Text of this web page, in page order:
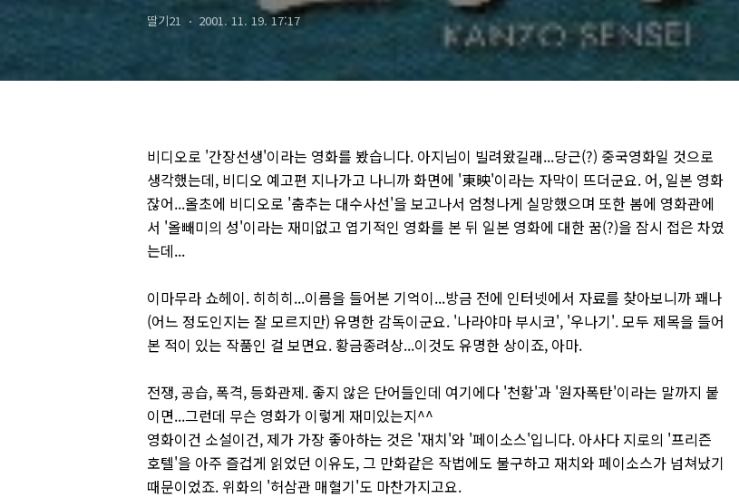
딸기21 2001. 11. 19. 17:17
비디오로 '간장선생'이라는 영화를 봤습니다. 아지님이 빌려왔길래...당근(?) 중국영화일 것으로
생각했는데, 비디오 예고편 지나가고 나니까 화면에 '東映'이라는 자막이 뜨더군요. 어, 일본 영화
잖어...올초에 비디오로 '춤추는 대수사선'을 보고나서 엄청나게 실망했으며 또한 봄에 영화관에
서 '올빼미의 성'이라는 재미없고 엽기적인 영화를 본 뒤 일본 영화에 대한 꿈(?)을 잠시 접은 차였
는데...
이마무라 쇼헤이. 히히히...이름을 들어본 기억이...방금 전에 인터넷에서 자료를 찾아보니까 꽤나
(어느 정도인지는 잘 모르지만) 유명한 감독이군요. '나라야마 부시코', '우나기'. 모두 제목을 들어
본 적이 있는 작품인 걸 보면요. 황금종려상...이것도 유명한 상이죠, 아마.
전쟁, 공습, 폭격, 등화관제. 좋지 않은 단어들인데 여기에다 '천황'과 '원자폭탄'이라는 말까지 붙
이면...그런데 무슨 영화가 이렇게 재미있는지^^
영화이건 소설이건, 제가 가장 좋아하는 것은 '재치'와 '페이소스'입니다. 아사다 지로의 '프리즌
호텔'을 아주 즐겁게 읽었던 이유도, 그 만화같은 작법에도 불구하고 재치와 페이소스가 넘쳐났기
때문이었죠. 위화의 '허삼관 매혈기'도 마찬가지고요.